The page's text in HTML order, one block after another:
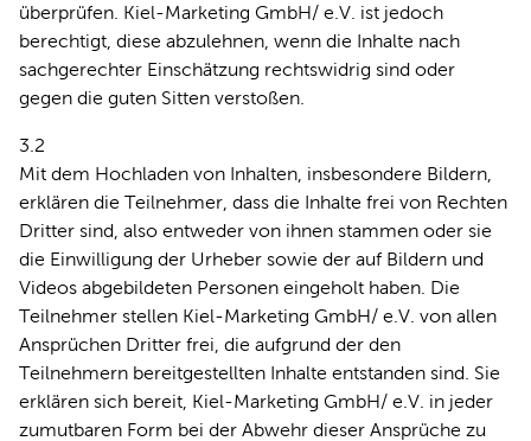
überprüfen. Kiel-Marketing GmbH/ e.V. ist jedoch
berechtigt, diese abzulehnen, wenn die Inhalte nach
sachgerechter Einschätzung rechtswidrig sind oder
gegen die guten Sitten verstoßen.
3.2
Mit dem Hochladen von Inhalten, insbesondere Bildern,
erklären die Teilnehmer, dass die Inhalte frei von Rechten
Dritter sind, also entweder von ihnen stammen oder sie
die Einwilligung der Urheber sowie der auf Bildern und
Videos abgebildeten Personen eingeholt haben. Die
Teilnehmer stellen Kiel-Marketing GmbH/ e.V. von allen
Ansprüchen Dritter frei, die aufgrund der den
Teilnehmern bereitgestellten Inhalte entstanden sind. Sie
erklären sich bereit, Kiel-Marketing GmbH/ e.V. in jeder
zumutbaren Form bei der Abwehr dieser Ansprüche zu